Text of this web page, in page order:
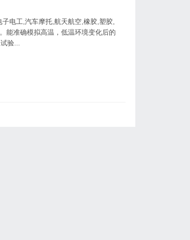
电工,汽车摩托,航天航空,橡胶,塑胶,
能准确模拟高温，低温环境变化后的
验...